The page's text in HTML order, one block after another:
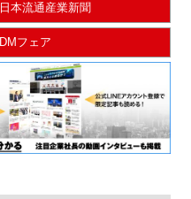
日本流通産業新聞
DMフェア